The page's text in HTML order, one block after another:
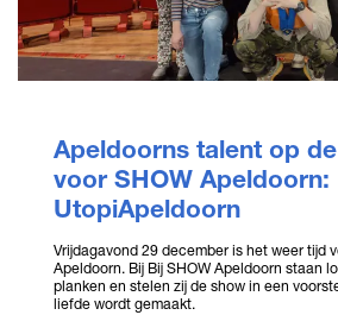
Apeldoorns talent op
voor SHOW Apeldoorn:
UtopiApeldoorn
Vrijdagavond 29 december is het weer tijd
Apeldoorn. Bij Bij SHOW Apeldoorn staan
planken en stelen zij de show in een
liefde wordt gemaakt.